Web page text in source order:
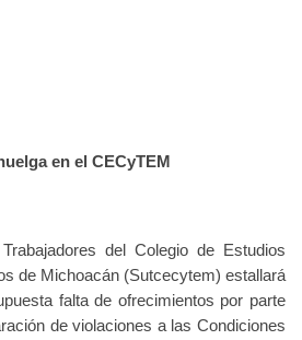
en el CECyTEM
del Colegio de Estudios
de Michoacán (Sutcecytem) estallará
falta de ofrecimientos por parte
de violaciones a las Condiciones